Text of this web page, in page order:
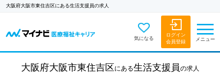
大阪府大阪市東住吉区にある生活支援員の求人
気になる
ログイン
会員登録
メニュー
大阪府大阪市東住吉区にある生活支援員の求人